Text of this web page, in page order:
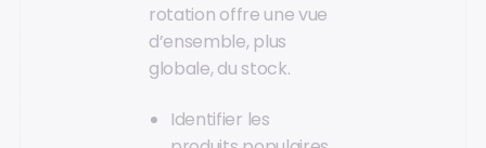
rotation offre une vue
d’ensemble, plus
globale, du stock.
Identifier les